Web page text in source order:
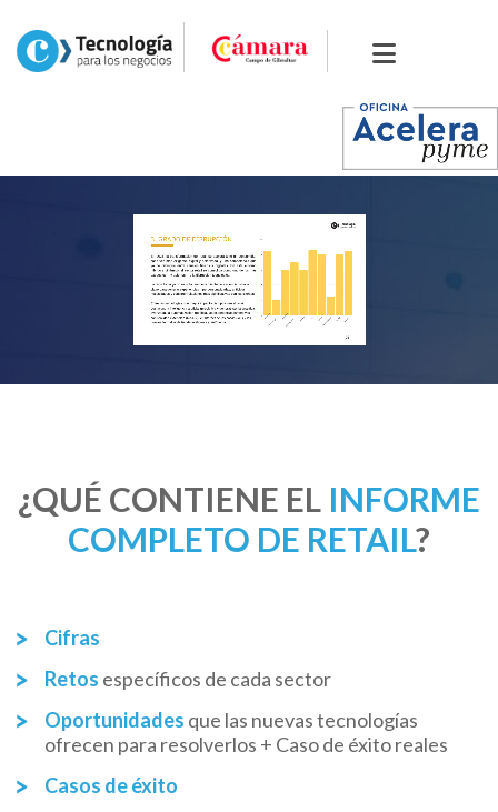
¿QUÉ CONTIENE EL INFORME
COMPLETO DE RETAIL?
Cifras
Retos específicos de cada sector
Oportunidades que las nuevas tecnologías
ofrecen para resolverlos + Caso de éxito reales
Casos de éxito